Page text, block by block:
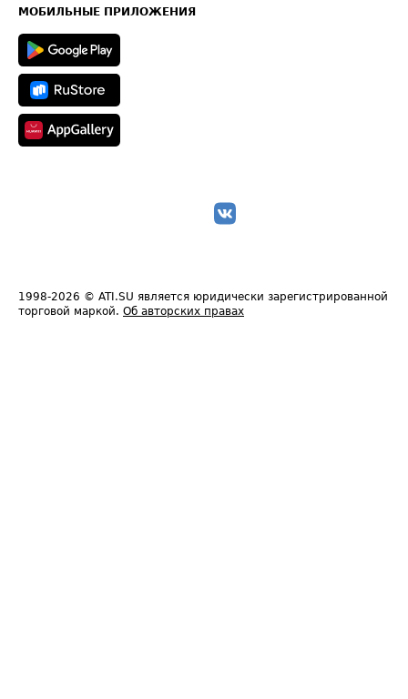
Техническая информация
МОБИЛЬНЫЕ ПРИЛОЖЕНИЯ
1998-2026 © ATI.SU является юридически зарегистрированной
торговой маркой. Об авторских правах